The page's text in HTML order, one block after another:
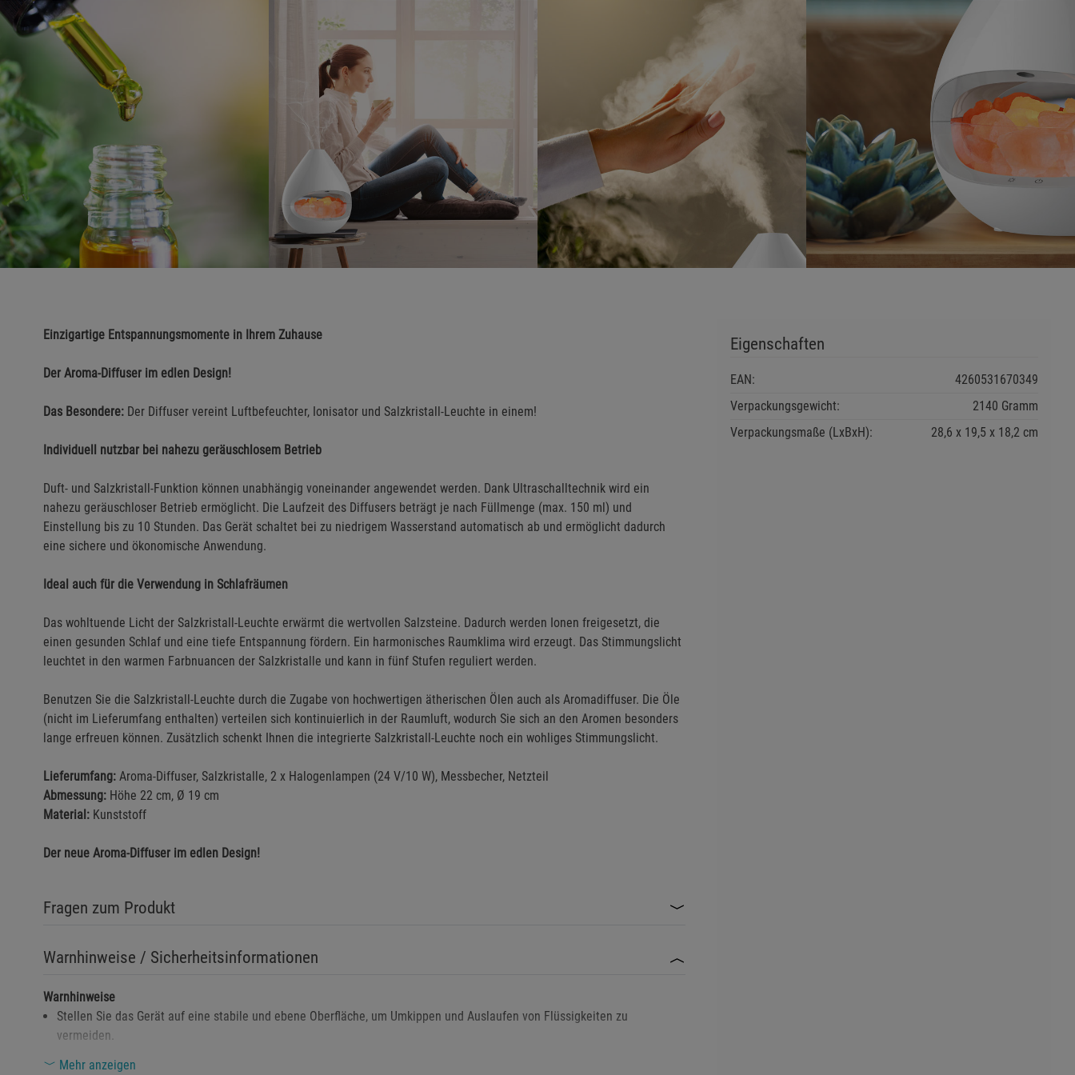
Einzigartige Entspannungsmomente in Ihrem Zuhause
Der Aroma-Diffuser im edlen Design!
Das Besondere: Der Diffuser vereint Luftbefeuchter, Ionisator und Salzkristall-Leuchte in einem!
Individuell nutzbar bei nahezu geräuschlosem Betrieb
Duft- und Salzkristall-Funktion können unabhängig voneinander angewendet werden. Dank Ultraschalltechnik wird ein
nahezu geräuschloser Betrieb ermöglicht. Die Laufzeit des Diffusers beträgt je nach Füllmenge (max. 150 ml) und
Einstellung bis zu 10 Stunden. Das Gerät schaltet bei zu niedrigem Wasserstand automatisch ab und ermöglicht dadurch
eine sichere und ökonomische Anwendung.
Ideal auch für die Verwendung in Schlafräumen
Das wohltuende Licht der Salzkristall-Leuchte erwärmt die wertvollen Salzsteine. Dadurch werden Ionen freigesetzt, die
einen gesunden Schlaf und eine tiefe Entspannung fördern. Ein harmonisches Raumklima wird erzeugt. Das Stimmungslicht
leuchtet in den warmen Farbnuancen der Salzkristalle und kann in fünf Stufen reguliert werden.
Benutzen Sie die Salzkristall-Leuchte durch die Zugabe von hochwertigen ätherischen Ölen auch als Aromadiffuser. Die Öle
(nicht im Lieferumfang enthalten) verteilen sich kontinuierlich in der Raumluft, wodurch Sie sich an den Aromen besonders
lange erfreuen können. Zusätzlich schenkt Ihnen die integrierte Salzkristall-Leuchte noch ein wohliges Stimmungslicht.
Lieferumfang: Aroma-Diffuser, Salzkristalle, 2 x Halogenlampen (24 V/10 W), Messbecher, Netzteil
Abmessung: Höhe 22 cm, Ø 19 cm
Material: Kunststoff
Der neue Aroma-Diffuser im edlen Design!
Fragen zum Produkt
Warnhinweise / Sicherheitsinformationen
Warnhinweise
Stellen Sie das Gerät auf eine stabile und ebene Oberfläche, um Umkippen und Auslaufen von Flüssigkeiten zu
vermeiden.
Verwenden Sie ausschließlich sauberes Wasser und ätherische Öle, die für den Einsatz in Diffusern geeignet sind.
Mehr anzeigen
Eigenschaften
EAN:
4260531670349
Verpackungsgewicht:
2140 Gramm
Verpackungsmaße (LxBxH):
28,6 19,5 18,2cm
Marketing Cookies (3) Marketing Cookies
Beschreibung Marketing Cookies
anzeigen
Datenschutzerklärung